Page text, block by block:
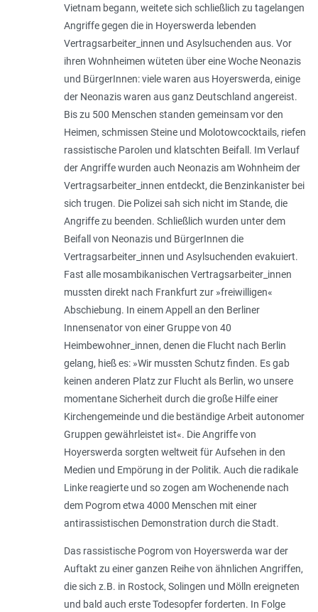
Vietnam begann, weitete sich schließlich zu tagelangen
Angriffe gegen die in Hoyerswerda lebenden
Vertragsarbeiter_innen und Asylsuchenden aus. Vor
ihren Wohnheimen wüteten über eine Woche Neonazis
und BürgerInnen: viele waren aus Hoyerswerda, einige
der Neonazis waren aus ganz Deutschland angereist.
Bis zu 500 Menschen standen gemeinsam vor den
Heimen, schmissen Steine und Molotowcocktails, riefen
rassistische Parolen und klatschten Beifall. Im Verlauf
der Angriffe wurden auch Neonazis am Wohnheim der
Vertragsarbeiter_innen entdeckt, die Benzinkanister bei
sich trugen. Die Polizei sah sich nicht im Stande, die
Angriffe zu beenden. Schließlich wurden unter dem
Beifall von Neonazis und BürgerInnen die
Vertragsarbeiter_innen und Asylsuchenden evakuiert.
Fast alle mosambikanischen Vertragsarbeiter_innen
mussten direkt nach Frankfurt zur »freiwilligen«
Abschiebung. In einem Appell an den Berliner
Innensenator von einer Gruppe von 40
Heimbewohner_innen, denen die Flucht nach Berlin
gelang, hieß es: »Wir mussten Schutz finden. Es gab
keinen anderen Platz zur Flucht als Berlin, wo unsere
momentane Sicherheit durch die große Hilfe einer
Kirchengemeinde und die beständige Arbeit autonomer
Gruppen gewährleistet ist«. Die Angriffe von
Hoyerswerda sorgten weltweit für Aufsehen in den
Medien und Empörung in der Politik. Auch die radikale
Linke reagierte und so zogen am Wochenende nach
dem Pogrom etwa 4000 Menschen mit einer
antirassistischen Demonstration durch die Stadt.
Das rassistische Pogrom von Hoyerswerda war der
Auftakt zu einer ganzen Reihe von ähnlichen Angriffen,
die sich z.B. in Rostock, Solingen und Mölln ereigneten
und bald auch erste Todesopfer forderten. In Folge